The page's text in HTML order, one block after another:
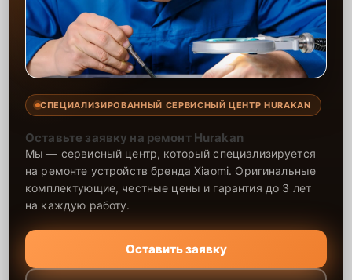
СПЕЦИАЛИЗИРОВАННЫЙ СЕРВИСНЫЙ ЦЕНТР HURAKAN
Оставьте заявку на ремонт Hurakan
Мы — сервисный центр, который специализируется
на ремонте устройств бренда Xiaomi. Оригинальные
комплектующие, честные цены и гарантия до 3 лет
на каждую работу.
Оставить заявку